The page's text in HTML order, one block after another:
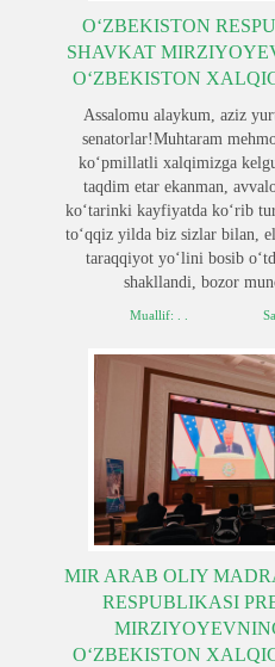
OʻZBEKISTON
SHAVKAT
OʻZBEKISTON
Assalomu alaykum, aziz
senatorlar!Muhtaram
koʻpmillatli xalqimizga
taqdim etar ekanman,
koʻtarinki kayfiyatda koʻrib
toʻqqiz yilda biz sizlar bilan,
taraqqiyot yoʻlini bosib
shakllandi, bozor
Muallif: . .
MIR ARAB OLIY
RESPUBLIKASI
O‘ZBEKISTON